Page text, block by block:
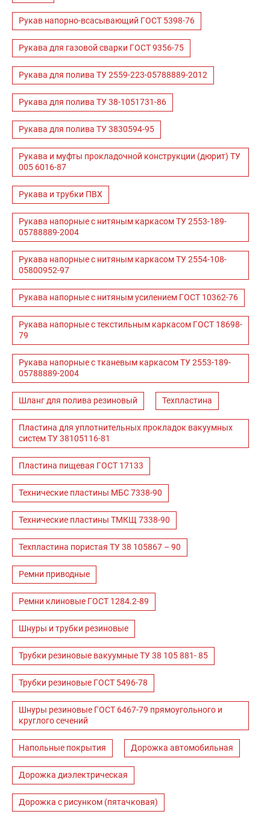
Рукав напорно-всасывающий ГОСТ 5398-76
Рукава для газовой сварки ГОСТ 9356-75
Рукава для полива ТУ 2559-223-05788889-2012
Рукава для полива ТУ 38-1051731-86
Рукава для полива ТУ 3830594-95
Рукава и муфты прокладочной конструкции (дюрит) ТУ
005 6016-87
Рукава и трубки ПВХ
Рукава напорные с нитяным каркасом ТУ 2553-189-
05788889-2004
Рукава напорные с нитяным каркасом ТУ 2554-108-
05800952-97
Рукава напорные с нитяным усилением ГОСТ 10362-76
Рукава напорные с текстильным каркасом ГОСТ 18698-
79
Рукава напорные с тканевым каркасом ТУ 2553-189-
05788889-2004
Шланг для полива резиновый Техпластина
Пластина для уплотнительных прокладок вакуумных
систем ТУ 38105116-81
Пластина пищевая ГОСТ 17133
Технические пластины МБС 7338-90
Технические пластины ТМКЩ 7338-90
Техпластина пористая ТУ 38 105867 – 90
Ремни приводные
Ремни клиновые ГОСТ 1284.2-89
Шнуры и трубки резиновые
Трубки резиновые вакуумные ТУ 38 105 881- 85
Трубки резиновые ГОСТ 5496-78
Шнуры резиновые ГОСТ 6467-79 прямоугольного и
круглого сечений
Напольные покрытия Дорожка автомобильная
Дорожка диэлектрическая
Дорожка с рисунком (пятачковая)